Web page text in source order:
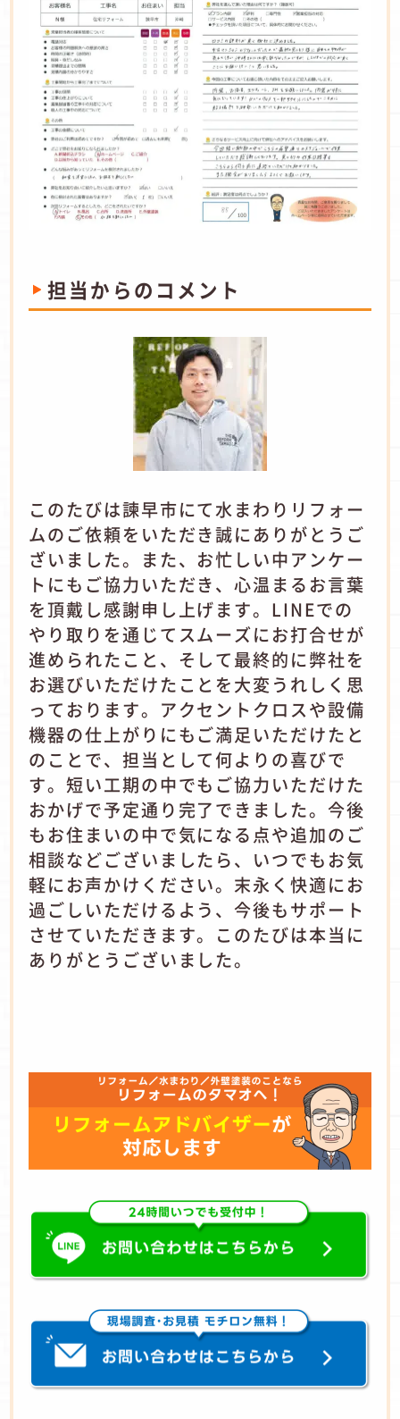
担当からのコメント
このたびは諫早市にて水まわりリフォー
ムのご依頼をいただき誠にありがとうご
ざいました。また、お忙しい中アンケー
トにもご協力いただき、心温まるお言葉
を頂戴し感謝申し上げます。LINEでの
やり取りを通じてスムーズにお打合せが
進められたこと、そして最終的に弊社を
お選びいただけたことを大変うれしく思
っております。アクセントクロスや設備
機器の仕上がりにもご満足いただけたと
のことで、担当として何よりの喜びで
す。短い工期の中でもご協力いただけた
おかげで予定通り完了できました。今後
もお住まいの中で気になる点や追加のご
相談などございましたら、いつでもお気
軽にお声かけください。末永く快適にお
過ごしいただけるよう、今後もサポート
させていただきます。このたびは本当に
ありがとうございました。